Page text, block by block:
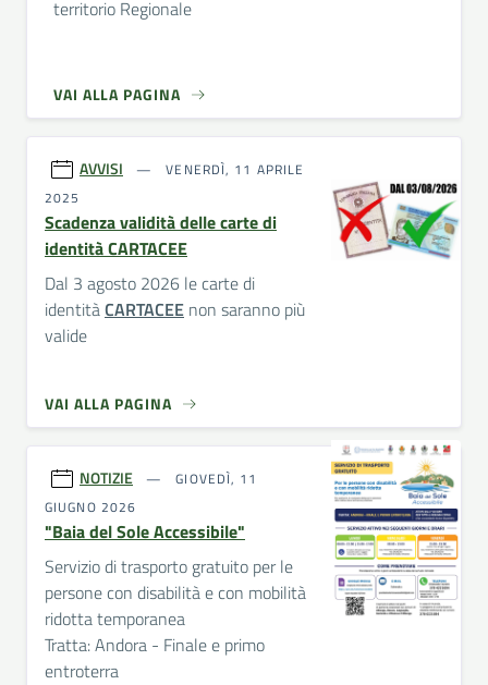
territorio Regionale
VAI ALLA PAGINA
AVVISI
VENERDÌ, 11 APRILE
2025
Scadenza validità delle carte di
identità CARTACEE
Dal 3 agosto 2026 le carte di
identitàCARTACEE non saranno più
valide
VAI ALLA PAGINA
NOTIZIE
GIOVEDÌ, 11
GIUGNO 2026
"Baia del Sole Accessibile"
Servizio di trasporto gratuito per le
persone con disabilità e con mobilità
ridotta temporanea
Tratta: Andora - Finale e primo
entroterra